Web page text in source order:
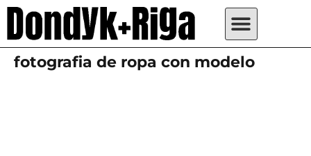
fotografia de ropa con modelo